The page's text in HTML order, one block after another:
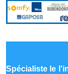
Spécialiste le